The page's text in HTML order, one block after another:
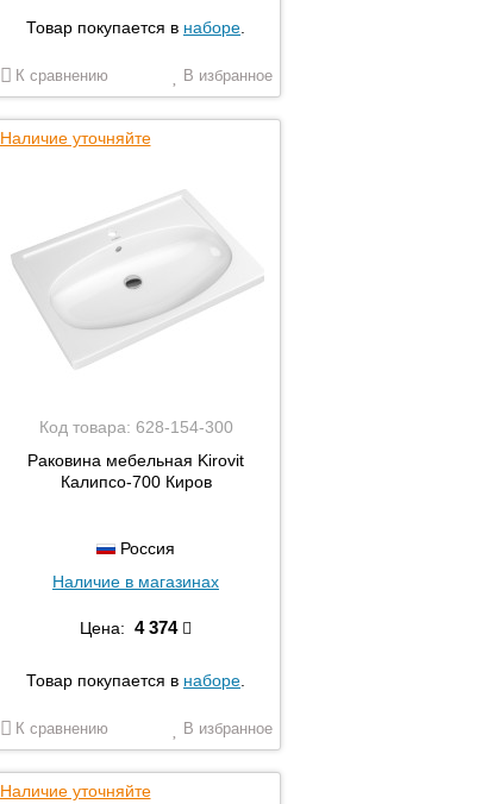
Товар покупается в наборе
К сравнению В избранное
Наличие уточняйте
Код товара: 628-154-300
Раковина мебельная Kirovit
Калипсо-700 Киров
Россия
Наличие в магазинах
Цена: 4 374
Товар покупается в наборе
К сравнению В избранное
Наличие уточняйте